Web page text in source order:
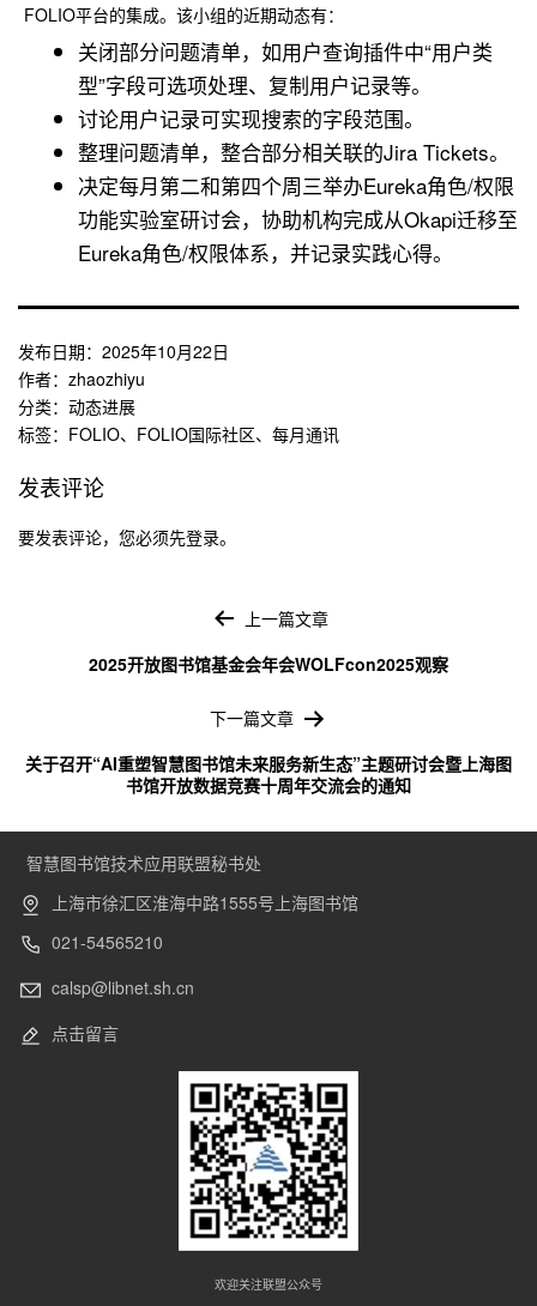
FOLIO平台的集成。该小组的近期动态有：
关闭部分问题清单，如用户查询插件中“用户类
型”字段可选项处理、复制用户记录等。
讨论用户记录可实现搜索的字段范围。
整理问题清单，整合部分相关联的Jira Tickets。
决定每月第二和第四个周三举办Eureka角色/权限
功能实验室研讨会，协助机构完成从Okapi迁移至
Eureka角色/权限体系，并记录实践心得。
发布日期： 2025年10月22日
作者： zhaozhiyu
分类： 动态进展
标签： FOLIO、 FOLIO国际社区、 每月通讯
发表评论
要发表评论，您必须先登录。
上一篇文章
2025开放图书馆基金会年会WOLFcon2025观察
下一篇文章
关于召开“AI重塑智慧图书馆未来服务新生态”主题研讨会暨上海图
书馆开放数据竞赛十周年交流会的通知
智慧图书馆技术应用联盟秘书处
上海市徐汇区淮海中路1555号上海图书馆
021-54565210
calsp@libnet.sh.cn
点击留言
欢迎关注联盟公众号